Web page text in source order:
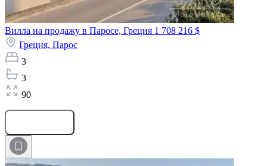
Вилла на продажу в Паросе, Греция 1 708 216 $
Греция, Парос
3
3
90